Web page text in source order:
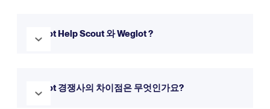
Weglot Help Scout 와 Weglot ?
체험판을 통해 직접 사용해 보실 수 있습니다.
Weglot 경쟁사의 차이점은 무엇인가요?